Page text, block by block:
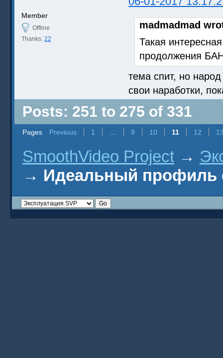
Member
Offline
Thanks: 22
madmadmad
Такая
продолжения
тема спит, но
свои наработки,
Posts: 251 to 275 of 331
Pages Previous 1 9 10 11 12
SmoothVideo Project →
→ Идеальный профиль